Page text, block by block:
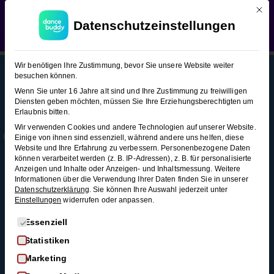
WEDDING SEASON SALE:
Hochzeitstanzkurse!Verwerfen
Tango Argentino (Figuren-Snacks
Tango
Argentino
(Figuren-
Snacks 2)
12
Americano
2 Minuten
Ocho
Adelante
(aus 3)
Minuten
This content is protected, pleaseloginand
iches
AGB
Datenschutz
Widerrufsrecht
Impressum
Infos
Membership
Kontakt
FAQ
Alle Blogartikel
Schwungvoll
durchstarten: Swing
tanzen für
Anfänger*innen
Mit
Datenschutzeinstellungen
Wir benötigen Ihre Zustimmung, bevor Sie unsere Website weiter
besuchen können.
Wenn Sie unter 16 Jahre alt sind und Ihre Zustimmung zu freiwilligen
Diensten geben möchten, müssen Sie Ihre Erziehungsberechtigten um
Erlaubnis bitten.
Wir verwenden Cookies und andere Technologien auf unserer Website.
Einige von ihnen sind essenziell, während andere uns helfen, diese
Website und Ihre Erfahrung zu verbessern. Personenbezogene Daten
können verarbeitet werden (z. B. IP-Adressen), z. B. für personalisierte
Anzeigen und Inhalte oder Anzeigen- und Inhaltsmessung. Weitere
Informationen über die Verwendung Ihrer Daten finden Sie in unserer
Datenschutzerklärung. Sie können Ihre Auswahl jederzeit unter
Einstellungen widerrufen oder anpassen.
Es folgt eine Liste der Service-Gruppen, für die eine
Essenziell
Statistiken
Marketing